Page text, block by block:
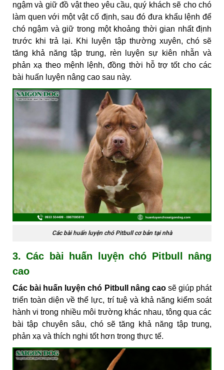
ngậm và giữ đồ vật theo yêu cầu, quý khách sẽ cho chó
làm quen với một vật cố định, sau đó đưa khẩu lệnh để
chó ngậm và giữ trong một khoảng thời gian nhất định
trước khi trả lại. Khi luyện tập thường xuyên, chó sẽ
tăng khả năng tập trung, rèn luyện sự kiên nhẫn và
phản xạ theo mệnh lệnh, đồng thời hỗ trợ tốt cho các
bài huấn luyện nâng cao sau này.
Các bài huấn luyện chó Pitbull cơ bản tại nhà
3. Các bài huấn luyện chó Pitbull nâng
cao
Các bài huấn luyện chó Pitbull nâng cao sẽ giúp phát
triển toàn diện về thể lực, trí tuệ và khả năng kiểm soát
hành vi trong nhiều môi trường khác nhau, tông qua các
bài tập chuyên sâu, chó sẽ tăng khả năng tập trung,
phản xạ và thích nghi tốt hơn trong thực tế.